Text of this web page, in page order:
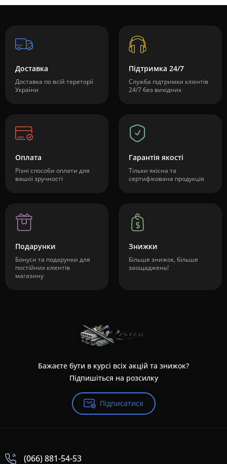
Доставка
Доставка по всій тереторії
України
Підтримка 24/7
Служба підтримки клієнтів
24/7 без вихідних
Оплата
Різні способи оплати для
вашої зручності
Гарантія якості
Тільки якісна та
сертифікована продукція
Подарунки
Бонуси та подарунки для
постійних клієнтів
магазину
Знижки
Більше знижок, більше
заощаджень!
Бажаєте бути в курсі всіх акцій та знижок?
Підпишіться на розсилку
Підписатися
(066) 881-54-53